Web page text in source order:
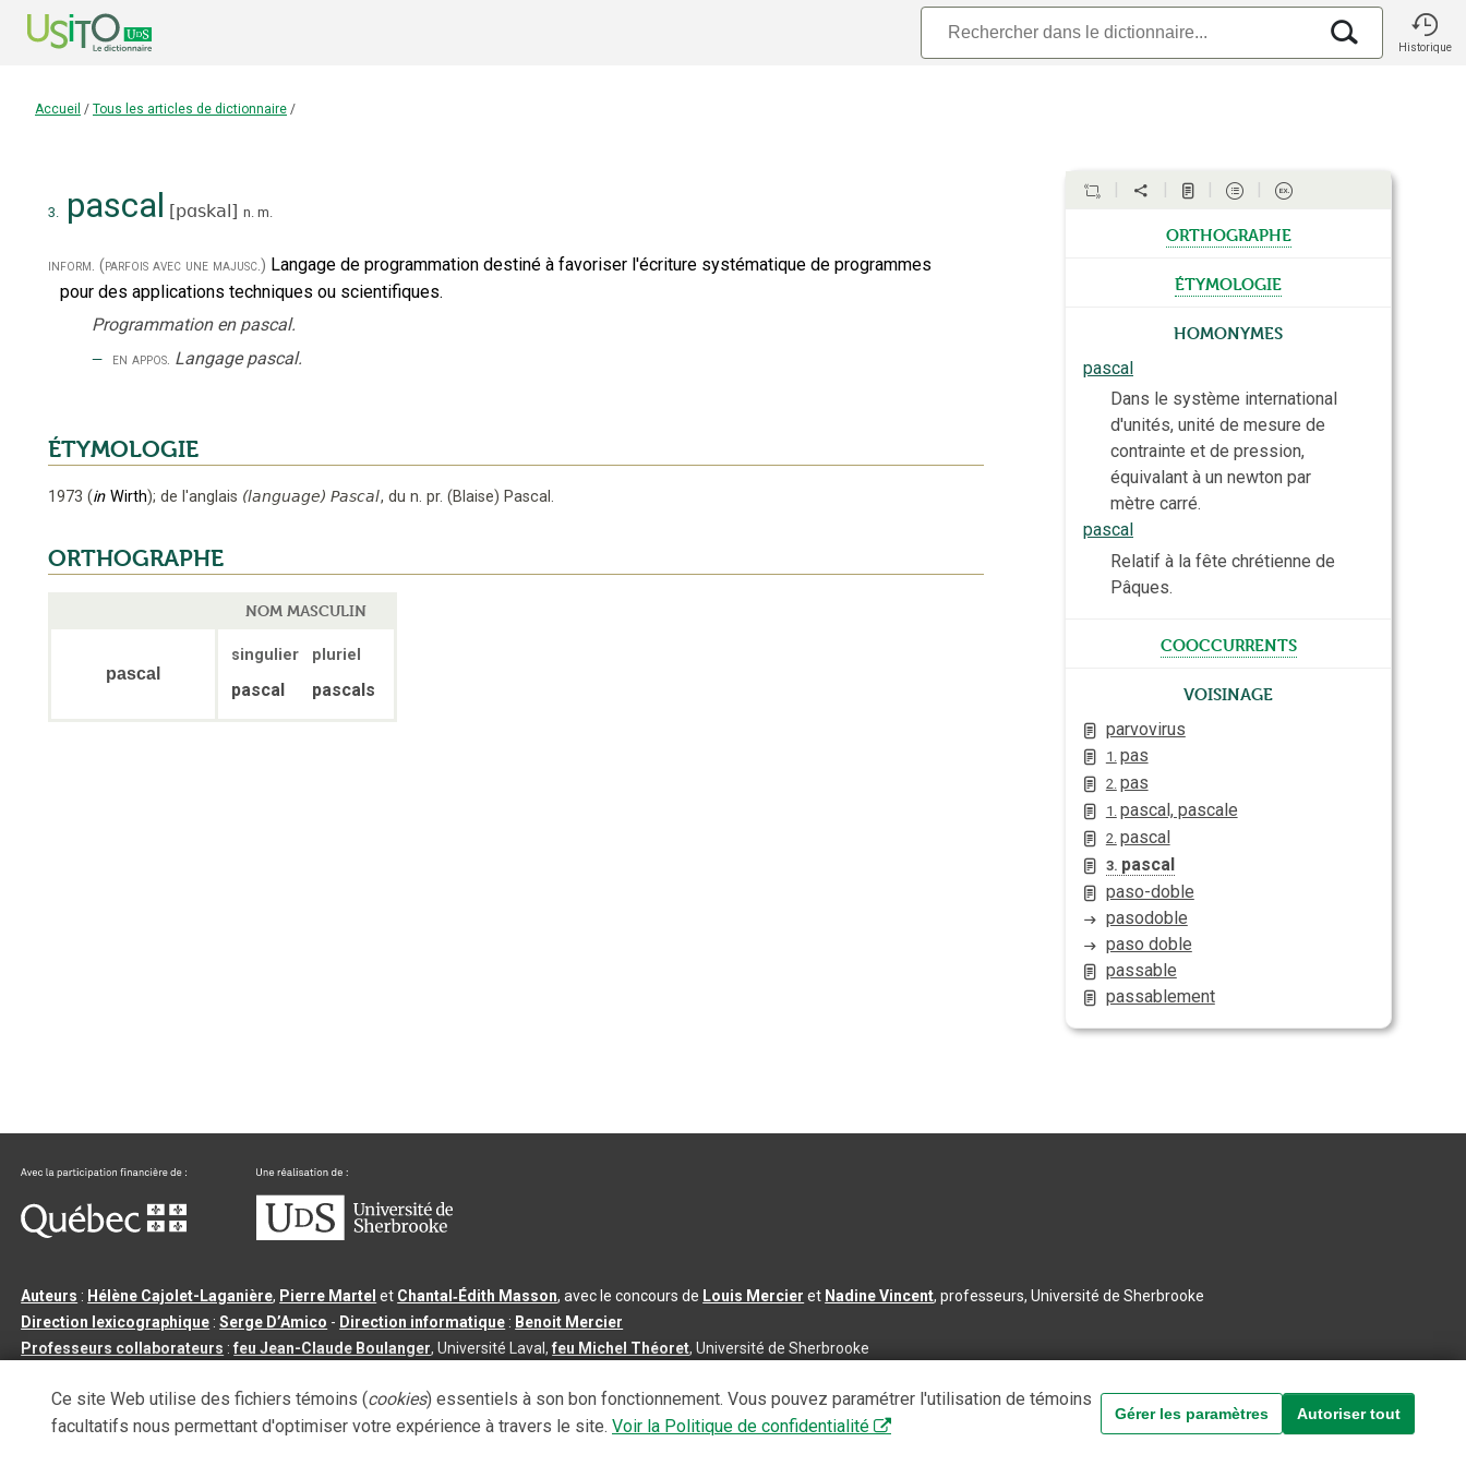
Historique
Accueil / Tous les articles de dictionnaire /
3. pascal [pɑskal] n. m.
inform. (parfois avec une majusc.) Langage de programmation destiné à favoriser l'écriture systématique de programmes
pour des applications techniques ou scientifiques.
Programmation en pascal.
‒ en appos. Langage pascal.
ÉTYMOLOGIE
1973 (in Wirth); de l'anglais (language) Pascal, du n. pr. (Blaise) Pascal .
ORTHOGRAPHE
NOM MASCULIN
pascal
singulier pluriel
pascal pascals
orthographe
étymologie
Homonymes
pascal
Dans le système international
d'unités, unité de mesure de
contrainte et de pression,
équivalant à un newton par
mètre carré.
pascal
Relatif à la fête chrétienne de
Pâques.
cooccurrents
Voisinage
parvovirus
1. pas
2. pas
1. pascal, pascale
2. pascal
3. pascal
paso-doble
pasodoble
paso doble
passable
passablement
Auteurs : Hélène Cajolet-Laganière, Pierre Martel et Chantal‑Édith Masson, avec le concours de Louis Mercier et Nadine Vincent, professeurs, Université de Sherbrooke
Direction lexicographique :Serge D’Amico - Direction informatique : Benoit Mercier
Professeurs collaborateurs :feu Jean-Claude Boulanger, Université Laval,feu Michel Théoret, Université de Sherbrooke
Tous droits réservés©Université de Sherbrooke |3.2.2- Dernière mise à jour du contenu :2026-08-03
Ce site Web utilise des fichiers témoins (cookies) essentiels à son bon fonctionnement. Vous pouvez paramétrer l'utilisation de témoins
facultatifs nous permettant d'optimiser votre expérience à travers le site. Voir la Politique de confidentialité
Gérer les paramètres Autoriser tout